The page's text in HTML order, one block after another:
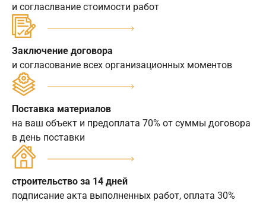
и согласлвание стоимости работ
Заключение договора
и согласование всех организационных моментов
Поставка материалов
на ваш объект и предоплата 70% от суммы договора
в день поставки
строительство за 14 дней
подписание акта выполненных работ, оплата 30%